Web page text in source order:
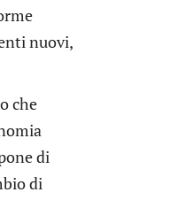
nuovi,
che
di
di